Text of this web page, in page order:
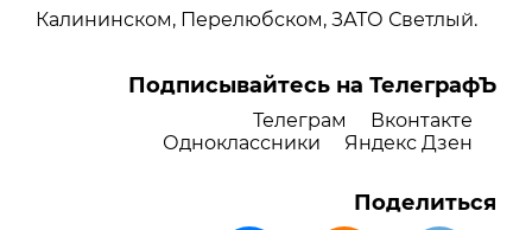
Калининском, Перелюбском, ЗАТО Светлый.
Подписывайтесь на ТелеграфЪ
Телеграм
Вконтакте
Одноклассники
Яндекс Дзен
Поделиться